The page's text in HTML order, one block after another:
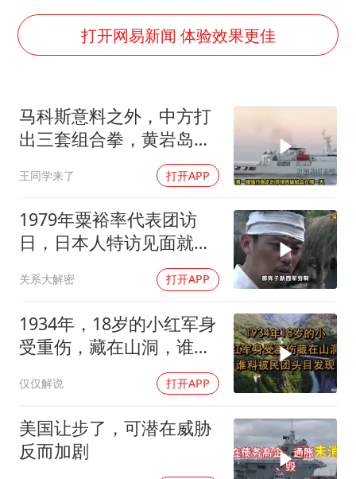
41岁女子为鼓励女儿考上985研究生
曝侯明昊违反交规被约谈
“事业单位招聘不是人情买卖”
李亚鹏向地铁吐血女孩捐99999元
中国经济展现强大韧性和活力
打开网易新闻 体验效果更佳
马科斯意料之外，中方打
出三套组合拳，黄岩岛将
王同学来了 打开APP
1979年粟裕率代表团访
日，日本人特访见面就喊
关系大解密 打开APP
1934年，18岁的小红军身
受重伤，藏在山洞，谁料
仅仅解说 打开APP
美国让步了，可潜在威胁
反而加剧